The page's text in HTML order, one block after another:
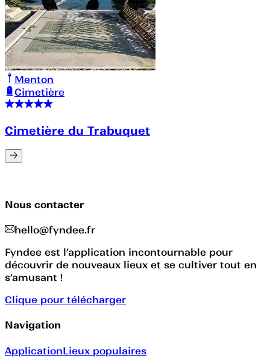
Menton
Cimetière
Cimetière du Trabuquet
Nous contacter
hello@fyndee.fr
Fyndee est l’application incontournable pour
découvrir de nouveaux lieux et se cultiver tout en
s’amusant !
Clique pour télécharger
Navigation
ApplicationLieux populaires